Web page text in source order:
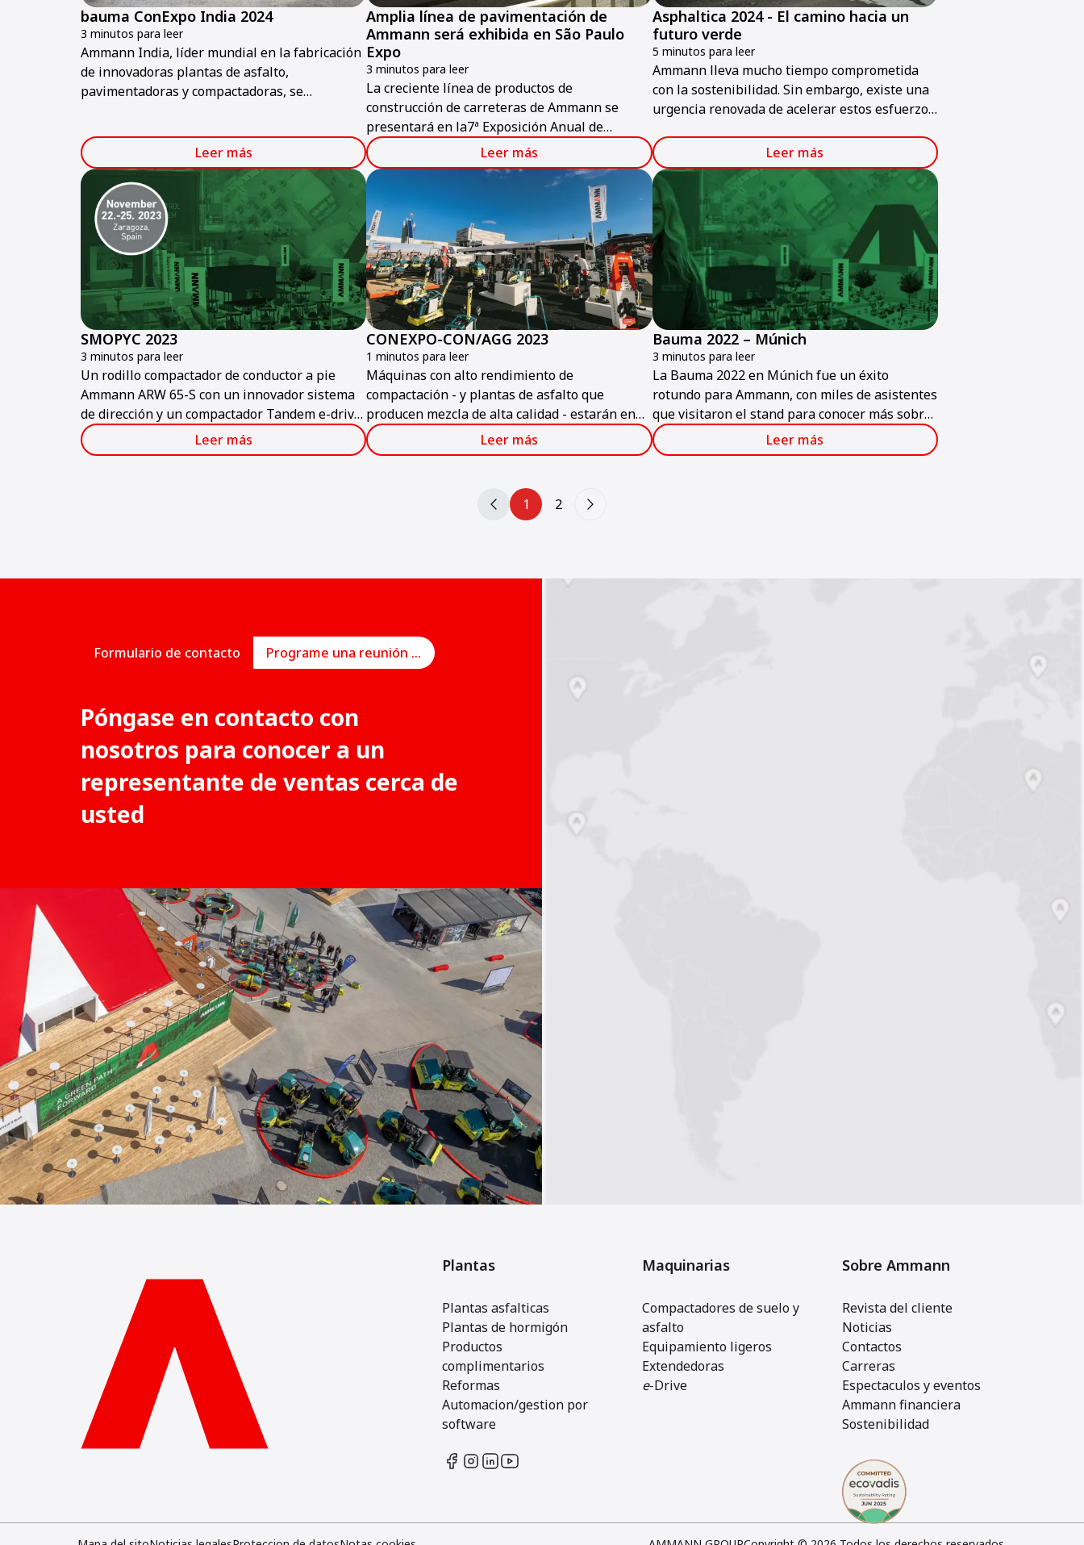
bauma ConExpo India 2024
3 minutos para leer
Ammann India, líder mundial en la fabricación
de innovadoras plantas de asfalto,
pavimentadoras y compactadoras, se
Leer más
Amplia línea de pavimentación de
Ammann será exhibida en São Paulo
Expo
3 minutos para leer
La creciente línea de productos de
construcción de carreteras de Ammann se
presentará en la7ª Exposición Anual de
Pavimentación en São Paulo, Brasil, del 22 al
24 de octubre. Expertos de Ammann estarán en
el stand NR 64 para hablar sobre las
extendedoras, los equipos de compactación
livianos y pesados y las plantas mezcladoras
de asfalto de la empresa.
Leer más
Asphaltica 2024 - El camino hacia un
futuro verde
5 minutos para leer
Ammann lleva mucho tiempo comprometida
con la sostenibilidad. Sin embargo, existe una
urgencia renovada de acelerar estos esfuerzos
de carreteras ecológicas es el objetivo de
Ammann hoy y en el futuro.
Leer más
SMOPYC 2023
3 minutos para leer
Un rodillo compactador de conductor a pie
Ammann ARW 65-S con un innovador sistema
de dirección y un compactador Tandem e-drive
que funciona un turno completo son algunos
de los productos Ammann presentados en la
Leer más
CONEXPO-CON/AGG 2023
1 minutos para leer
Máquinas con alto rendimiento de
compactación - y plantas de asfalto que
producen mezcla de alta calidad - estarán en
exhibición en el stand de Ammann en
CONEXPO-CON/AGG 2023.
Leer más
Bauma 2022 – Múnich
3 minutos para leer
La Bauma 2022 en Múnich fue un éxito
rotundo para Ammann, con miles de asistentes
que visitaron el stand para conocer más sobre
los productos y servicios de Ammann.
Leer más
1 2
Formulario de contacto Programe una reunión en línea
Póngase en contacto con
nosotros para conocer a un
representante de ventas cerca de
usted
Plantas
Plantas asfalticas
Plantas de hormigón
Productos
complimentarios
Reformas
Automacion/gestion por
software
Maquinarias
Compactadores de suelo y
asfalto
Equipamiento ligeros
Extendedoras
e-Drive
Sobre Ammann
Revista del cliente
Noticias
Contactos
Carreras
Espectaculos y eventos
Ammann financiera
Sostenibilidad